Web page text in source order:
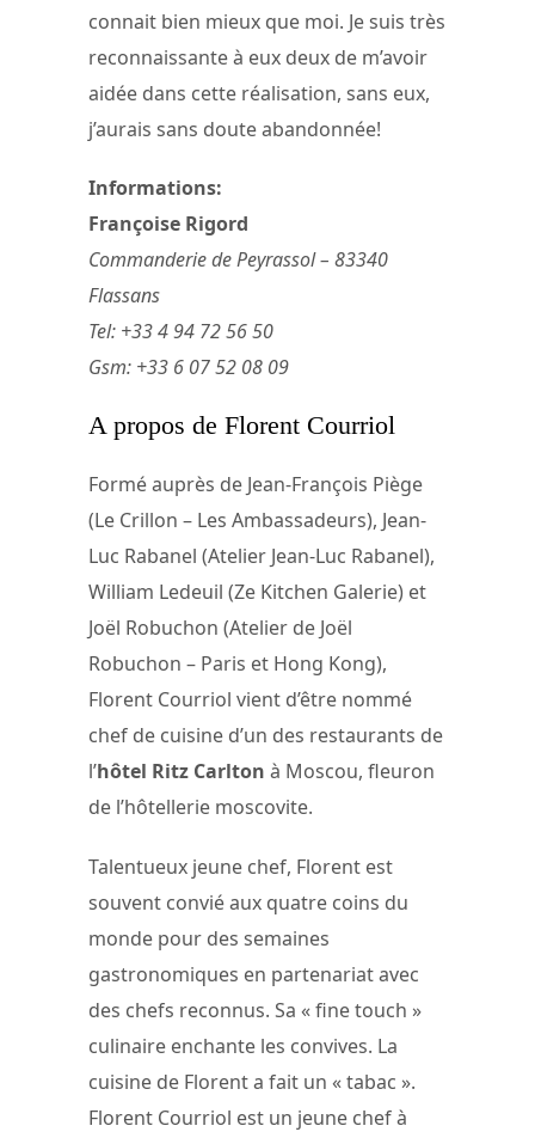
connait bien mieux que moi. Je suis très
reconnaissante à eux deux de m’avoir
aidée dans cette réalisation, sans eux,
j’aurais sans doute abandonnée!
Informations:
Françoise Rigord
Commanderie de Peyrassol – 83340
Flassans
Tel: +33 4 94 72 56 50
Gsm: +33 6 07 52 08 09
A propos de Florent Courriol
Formé auprès de Jean-François Piège
(Le Crillon – Les Ambassadeurs), Jean-
Luc Rabanel (Atelier Jean-Luc Rabanel),
William Ledeuil (Ze Kitchen Galerie) et
Joël Robuchon (Atelier de Joël
Robuchon – Paris et Hong Kong),
Florent Courriol vient d’être nommé
chef de cuisine d’un des restaurants de
l’hôtel Ritz Carlton à Moscou, fleuron
de l’hôtellerie moscovite.
Talentueux jeune chef, Florent est
souvent convié aux quatre coins du
monde pour des semaines
gastronomiques en partenariat avec
des chefs reconnus. Sa « fine touch »
culinaire enchante les convives. La
cuisine de Florent a fait un « tabac ».
Florent Courriol est un jeune chef à